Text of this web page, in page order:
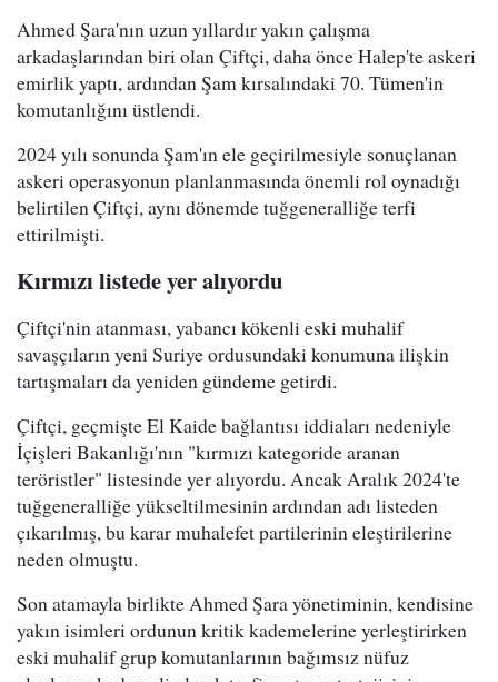
Ahmed Şara'nın uzun yıllardır yakın çalışma
arkadaşlarından biri olan Çiftçi, daha önce Halep'te askeri
emirlik yaptı, ardından Şam kırsalındaki 70. Tümen'in
komutanlığını üstlendi.
2024 yılı sonunda Şam'ın ele geçirilmesiyle sonuçlanan
askeri operasyonun planlanmasında önemli rol oynadığı
belirtilen Çiftçi, aynı dönemde tuğgeneralliğe terfi
ettirilmişti.
Kırmızı listede yer alıyordu
Çiftçi'nin atanması, yabancı kökenli eski muhalif
savaşçıların yeni Suriye ordusundaki konumuna ilişkin
tartışmaları da yeniden gündeme getirdi.
Çiftçi, geçmişte El Kaide bağlantısı iddiaları nedeniyle
İçişleri Bakanlığı'nın "kırmızı kategoride aranan
teröristler" listesinde yer alıyordu. Ancak Aralık 2024'te
tuğgeneralliğe yükseltilmesinin ardından adı listeden
çıkarılmış, bu karar muhalefet partilerinin eleştirilerine
neden olmuştu.
Son atamayla birlikte Ahmed Şara yönetiminin, kendisine
yakın isimleri ordunun kritik kademelerine yerleştirirken
eski muhalif grup komutanlarının bağımsız nüfuz